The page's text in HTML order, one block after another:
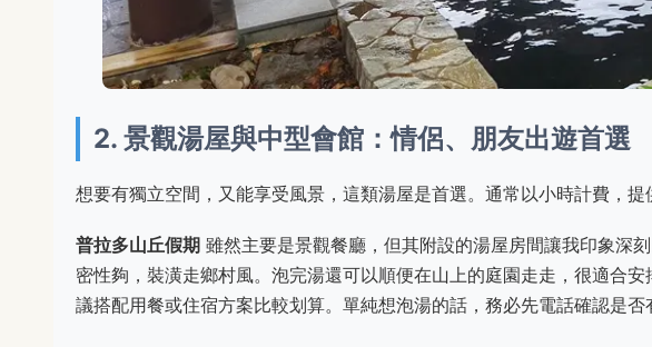
2. 景觀湯屋與中型會館：情侶、朋友出遊首選
想要有獨立空間，又能享受風景，這類湯屋是首選。通常以小時計費，提
普拉多山丘假期 雖然主要是景觀餐廳，但其附設的湯屋房間讓我印象深
密性夠，裝潢走鄉村風。泡完湯還可以順便在山上的庭園走走，很適合
議搭配用餐或住宿方案比較划算。單純想泡湯的話，務必先電話確認是否